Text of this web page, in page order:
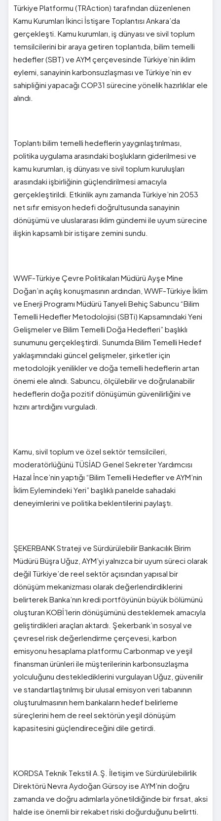
Türkiye Platformu (TRAction) tarafından düzenlenen
Kamu Kurumları İkinci İstişare Toplantısı Ankara’da
gerçekleşti. Kamu kurumları, iş dünyası ve sivil toplum
temsilcilerini bir araya getiren toplantıda, bilim temelli
hedefler (SBT) ve AYM çerçevesinde Türkiye’nin iklim
eylemi, sanayinin karbonsuzlaşması ve Türkiye’nin ev
sahipliğini yapacağı COP31 sürecine yönelik hazırlıklar ele
alındı.
Toplantı bilim temelli hedeflerin yaygınlaştırılması,
politika uygulama arasındaki boşlukların giderilmesi ve
kamu kurumları, iş dünyası ve sivil toplum kuruluşları
arasındaki işbirliğinin güçlendirilmesi amacıyla
gerçekleştirildi. Etkinlik aynı zamanda Türkiye’nin 2053
net sıfır emisyon hedefi doğrultusunda sanayinin
dönüşümü ve uluslararası iklim gündemi ile uyum sürecine
ilişkin kapsamlı bir istişare zemini sundu.
WWF-Türkiye Çevre Politikaları Müdürü Ayşe Mine
Doğan’ın açılış konuşmasının ardından, WWF-Türkiye İklim
ve Enerji Programı Müdürü Tanyeli Behiç Sabuncu “Bilim
Temelli Hedefler Metodolojisi (SBTi) Kapsamındaki Yeni
Gelişmeler ve Bilim Temelli Doğa Hedefleri” başlıklı
sunumunu gerçekleştirdi. Sunumda Bilim Temelli Hedef
yaklaşımındaki güncel gelişmeler, şirketler için
metodolojik yenilikler ve doğa temelli hedeflerin artan
önemi ele alındı. Sabuncu, ölçülebilir ve doğrulanabilir
hedeflerin doğa pozitif dönüşümün güvenilirliğini ve
hızını artırdığını vurguladı.
Kamu, sivil toplum ve özel sektör temsilcileri,
moderatörlüğünü TÜSİAD Genel Sekreter Yardımcısı
Hazal İnce’nin yaptığı “Bilim Temelli Hedefler ve AYM’nin
İklim Eylemindeki Yeri” başlıklı panelde sahadaki
deneyimlerini ve politika beklentilerini paylaştı.
ŞEKERBANK Strateji ve Sürdürülebilir Bankacılık Birim
Müdürü Büşra Uğuz, AYM’yi yalnızca bir uyum süreci olarak
değil Türkiye’de reel sektör açısından yapısal bir
dönüşüm mekanizması olarak değerlendirdiklerini
belirterek Banka’nın kredi portföyünün büyük bölümünü
oluşturan KOBİ’lerin dönüşümünü desteklemek amacıyla
geliştirdikleri araçları aktardı. Şekerbank’ın sosyal ve
çevresel risk değerlendirme çerçevesi, karbon
emisyonu hesaplama platformu Carbonmap ve yeşil
finansman ürünleri ile müşterilerinin karbonsuzlaşma
yolculuğunu desteklediklerini vurgulayan Uğuz, güvenilir
ve standartlaştırılmış bir ulusal emisyon veri tabanının
oluşturulmasının hem bankaların hedef belirleme
süreçlerini hem de reel sektörün yeşil dönüşüm
kapasitesini güçlendireceğini dile getirdi.
KORDSA Teknik Tekstil A.Ş. İletişim ve Sürdürülebilirlik
Direktörü Nevra Aydoğan Gürsoy ise AYM’nin doğru
zamanda ve doğru adımlarla yönetildiğinde bir fırsat, aksi
halde ise önemli bir rekabet riski doğurduğunu belirtti.